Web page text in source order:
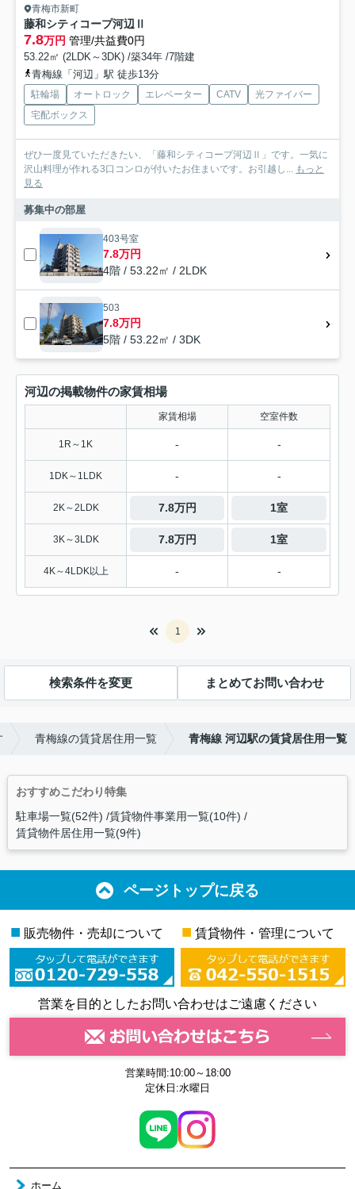
青梅市新町
藤和シティコープ河辺Ⅱ
7.8万円 管理/共益費0円
53.22㎡ (2LDK～3DK) /築34年 /7階建
青梅線「河辺」駅 徒歩13分
駐輪場 オートロック エレベーター CATV
光ファイバー
宅配ボックス
ぜひ一度見ていただきたい、「藤和シティコープ河辺Ⅱ」です。一気に
沢山料理が作れる3口コンロが付いたお住まいです。お引越し...
もっと
見る
募集中の部屋
403号室
7.8万円
4階 / 53.22㎡ / 2LDK
503
7.8万円
5階 / 53.22㎡ / 3DK
河辺の掲載物件の家賃相場
家賃相場 空室件数
1R～1K - -
1DK～1LDK - -
2K～2LDK 7.8万円 1室
3K～3LDK 7.8万円 1室
4K～4LDK以上 - -
1
検索条件を変更 まとめてお問い合わせ
青梅線の賃貸居住用一覧 青梅線 河辺駅の賃貸居住用一覧
おすすめこだわり特集
駐車場一覧(52件) 賃貸物件事業用一覧(10件)
賃貸物件居住用一覧(9件)
ページトップに戻る
■ 販売物件・売却について ■ 賃貸物件・管理について
営業を目的としたお問い合わせはご遠慮ください
営業時間:10:00～18:00
定休日:水曜日
ホーム